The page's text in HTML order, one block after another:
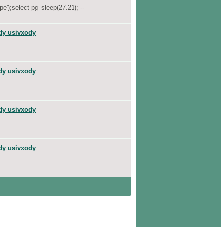
pg_sleep(27.21); --
usivxody
usivxody
usivxody
usivxody